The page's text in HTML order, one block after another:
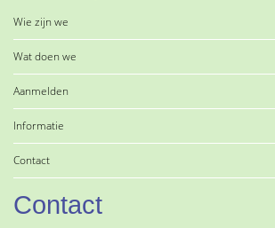
Wie zijn we
Wat doen we
Aanmelden
Informatie
Contact
Contact